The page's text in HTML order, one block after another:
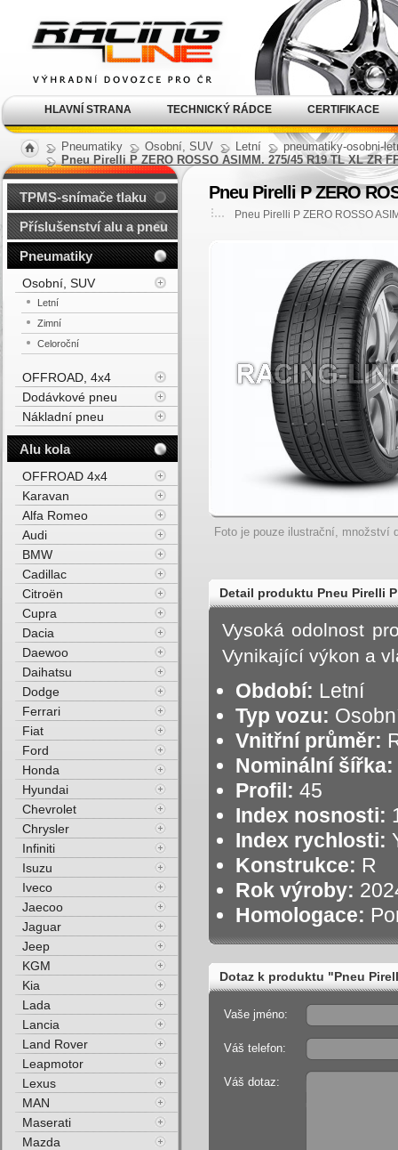
Pneumatiky Osobní, SUV Letní
pneumatiky-osobni-
Pneu Pirelli P ZERO ROSSO ASIMM. 275/45 R19 TL XL ZR
Pneu Pirelli P ZERO
Pneu Pirelli P ZERO ROSSO
Foto je pouze ilustrační, množství
Detail produktu Pneu Pirelli P
108Y Letní
Vysoká odolnost
Vynikající výkon a
Období: Letní
Typ vozu:
Vnitřní průměr:
Nominální šířka:
Profil: 45
Index nosnosti:
Index rychlosti:
Konstrukce: R
Rok výroby:
Homologace:
Dotaz k produktu "Pneu
Vaše jméno:
Váš telefon:
Váš dotaz:
TPMS-snímače tlaku
Příslušenství alu a pneu
Pneumatiky
Osobní, SUV
Letní
Zimní
Celoroční
OFFROAD, 4x4
Dodávkové pneu
Nákladní pneu
Alu kola
OFFROAD 4x4
Karavan
Alfa Romeo
Audi
BMW
Cadillac
Citroën
Cupra
Dacia
Daewoo
Daihatsu
Dodge
Ferrari
Fiat
Ford
Honda
Hyundai
Chevrolet
Chrysler
Infiniti
Isuzu
Iveco
Jaecoo
Jaguar
Jeep
KGM
Kia
Lada
Lancia
Land Rover
Leapmotor
Lexus
MAN
Maserati
Mazda
kola Racing Line
HLAVNÍ STRANA TECHNICKÝ RÁDCE CERTIFIKACE